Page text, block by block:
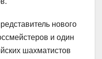
нового
и один
шахматистов